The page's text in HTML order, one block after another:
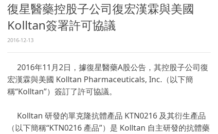
復星醫藥控股子公司復宏漢霖與美國
Kolltan簽署許可協議
2016-12-13
2016年11月2日，據復星醫藥A股公告，其控股子公司復
宏漢霖與美國 Kolltan Pharmaceuticals, Inc.（以下簡
稱“Kolltan”）簽訂了許可協議。
Kolltan 研發的單克隆抗體產品 KTN0216 及其衍生產品
（以下簡稱“KTN0216 產品”）是 Kolltan 自主研發的抗體藥